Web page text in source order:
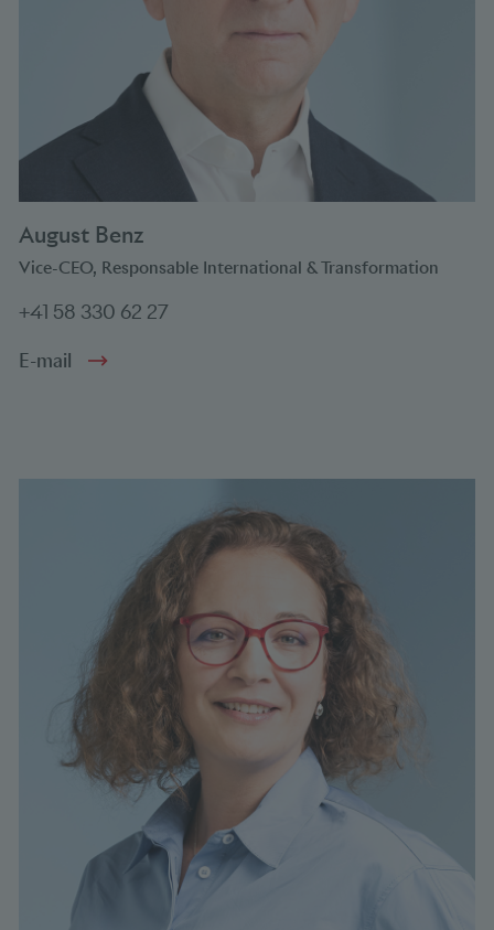
August Benz
Vice-CEO, Responsable International & Transformation
+41 58 330 62 27
E-mail